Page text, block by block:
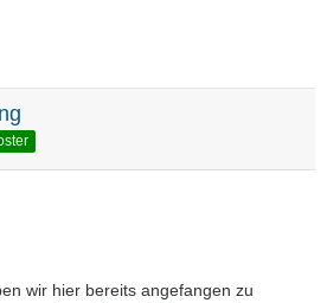
wir hier bereits angefangen zu